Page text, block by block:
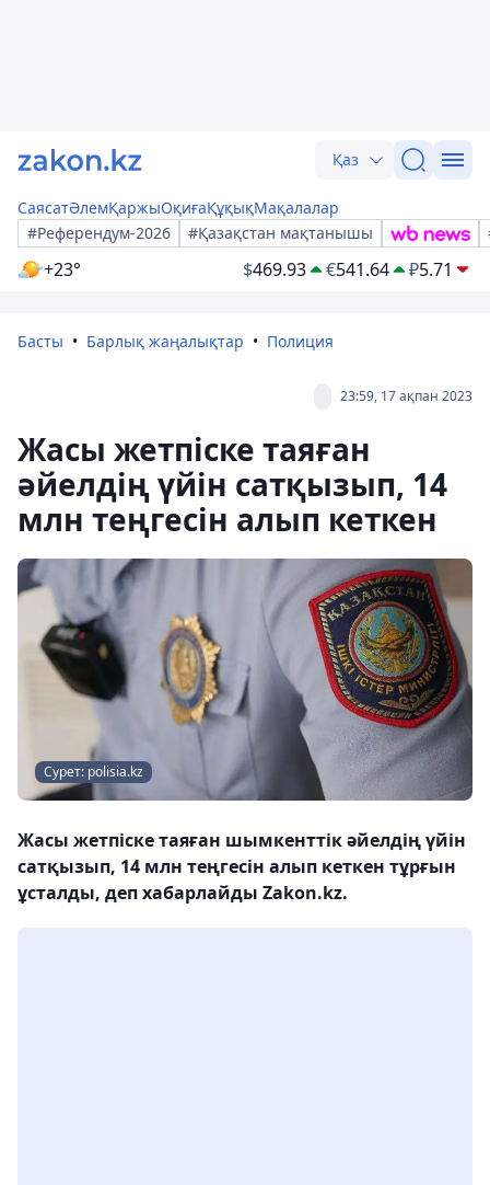
Қаз
СаясатӘлемҚаржыОқиғаҚұқықМақалалар
#Референдум-2026
#Қазақстан мақтанышы
+23° $469.93 €541.64 ₽5.71
Басты Барлық жаңалықтар Полиция
23:59, 17 ақпан 2023
Жасы жетпіске таяған
әйелдің үйін сатқызып, 14
млн теңгесін алып кеткен
Сурет: polisia.kz
Жасы жетпіске таяған шымкенттік әйелдің үйін
сатқызып, 14 млн теңгесін алып кеткен тұрғын
ұсталды, деп хабарлайды Zakon.kz.